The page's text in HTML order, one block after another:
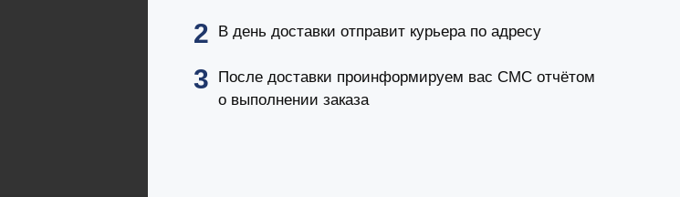
В день доставки отправит курьера по адресу
После доставки проинформируем вас СМС отчётом
о выполнении заказа